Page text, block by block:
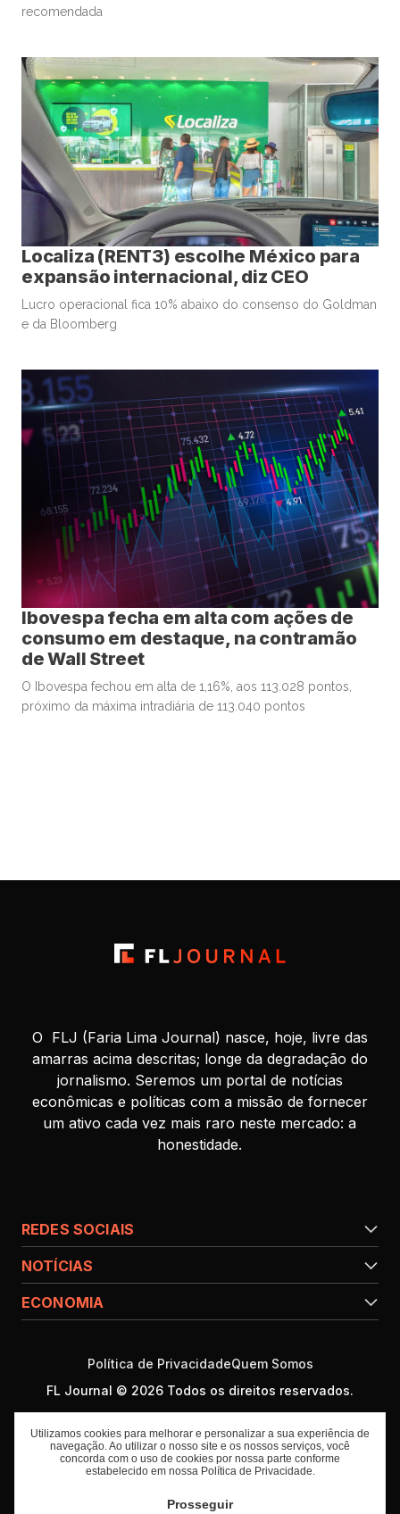
recomendada
Localiza (RENT3) escolhe México para
expansão internacional, diz CEO
Lucro operacional fica 10% abaixo do consenso do Goldman
e da Bloomberg
Ibovespa fecha em alta com ações de
consumo em destaque, na contramão
de Wall Street
O Ibovespa fechou em alta de 1,16%, aos 113.028 pontos,
próximo da máxima intradiária de 113.040 pontos
O FLJ (Faria Lima Journal) nasce, hoje, livre das
amarras acima descritas; longe da degradação do
jornalismo. Seremos um portal de notícias
econômicas e políticas com a missão de fornecer
um ativo cada vez mais raro neste mercado: a
honestidade.
REDES SOCIAIS
NOTÍCIAS
ECONOMIA
FL Journal © 2026 Todos os direitos reservados.
Política de PrivacidadeQuem Somos
Utilizamos cookies para melhorar e personalizar a sua experiência de
navegação. Ao utilizar o nosso site e os nossos serviços, você
concorda com o uso de cookies por nossa parte conforme
estabelecido em nossa Política de Privacidade.
Prosseguir